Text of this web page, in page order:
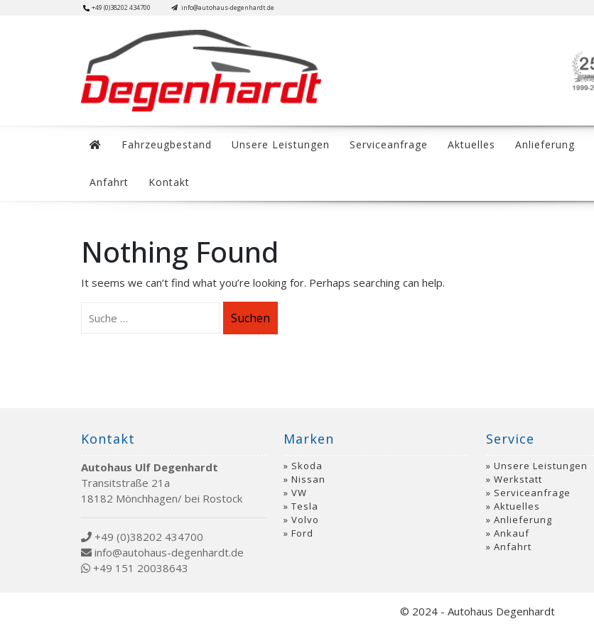
+49 (0)38202 434700 info@autohaus-degenhardt.de
Fahrzeugbestand Unsere Leistungen Serviceanfrage Aktuelles Anlieferung
Anfahrt Kontakt
Nothing Found
It seems we can’t find what you’re looking for. Perhaps searching can help.
Suchen
Kontakt
Autohaus Ulf Degenhardt
Transitstraße 21a
18182 Mönchhagen/ bei Rostock
+49 (0)38202 434700
info@autohaus-degenhardt.de
+49 151 20038643
Marken
Skoda
Nissan
VW
Tesla
Volvo
Ford
Service
Unsere Leistungen
Werkstatt
Serviceanfrage
Aktuelles
Anlieferung
Ankauf
Anfahrt
© 2024 - Autohaus Degenhardt